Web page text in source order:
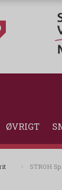
ØVRIGT
STROH